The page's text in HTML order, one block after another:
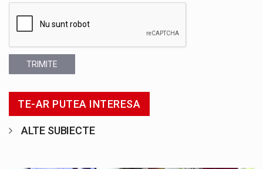
TRIMITE
TE-AR PUTEA INTERESA
ALTE SUBIECTE